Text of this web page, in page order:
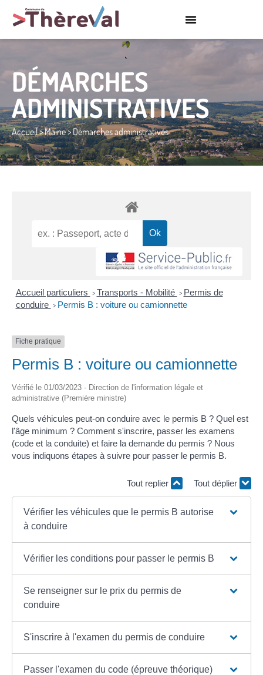
DÉMARCHES
ADMINISTRATIVES
Accueil>Mairie>Démarches administratives
Accueil particuliers > Transports - Mobilité > Permis de
conduire > Permis B : voiture ou camionnette
Fiche pratique
Permis B : voiture ou camionnette
Vérifié le 01/03/2023 - Direction de l'information légale et
administrative (Première ministre)
Quels véhicules peut-on conduire avec le permis B ? Quel est
l'âge minimum ? Comment s'inscrire, passer les examens
(code et la conduite) et faire la demande du permis ? Nous
vous indiquons étapes à suivre pour passer le permis B.
Tout replier Tout déplier
Vérifier les véhicules que le permis B autorise
à conduire
Vérifier les conditions pour passer le permis B
Se renseigner sur le prix du permis de
conduire
S'inscrire à l'examen du permis de conduire
Passer l'examen du code (épreuve théorique)